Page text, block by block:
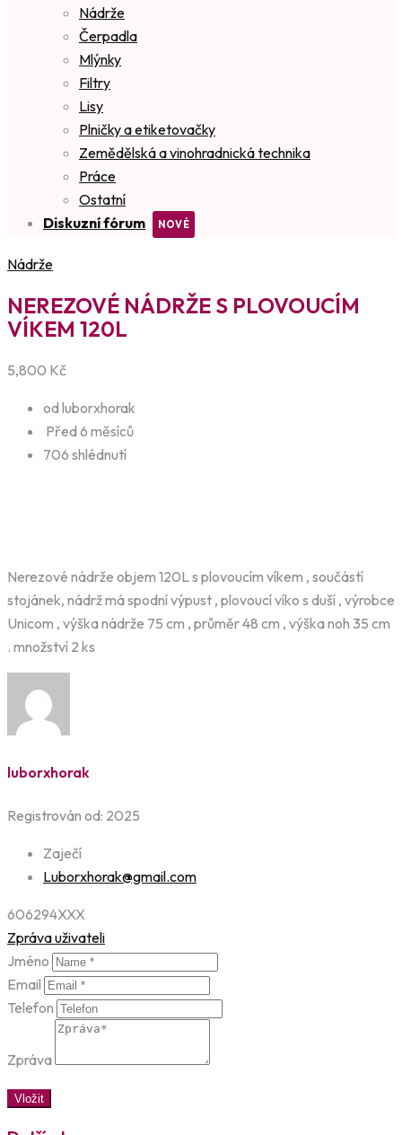
Nádrže
Čerpadla
Mlýnky
Filtry
Lisy
Plničky a etiketovačky
Zemědělská a vinohradnická technika
Práce
Ostatní
Diskuzní fórum
Nádrže
NEREZOVÉ NÁDRŽE S PLOVOUCÍM
VÍKEM 120L
5,800 Kč
od luborxhorak
Před 6 měsíců
706 shlédnutí
Nerezové nádrže objem 120L s plovoucím víkem , součástí
stojánek, nádrž má spodní výpust , plovoucí víko s duší , výrobce
Unicom , výška nádrže 75 cm , průměr 48 cm , výška noh 35 cm
. množství 2 ks
luborxhorak
Registrován od: 2025
Zaječí
Luborxhorak@gmail.com
606294XXX
Zpráva uživateli
Jméno
Email
Telefon
Zpráva
Vložit